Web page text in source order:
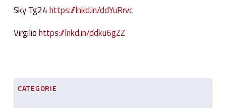
Sky Tg24https://lnkd.in/ddYuRrvc
Virgiliohttps://lnkd.in/ddku6gZZ
CATEGORIE